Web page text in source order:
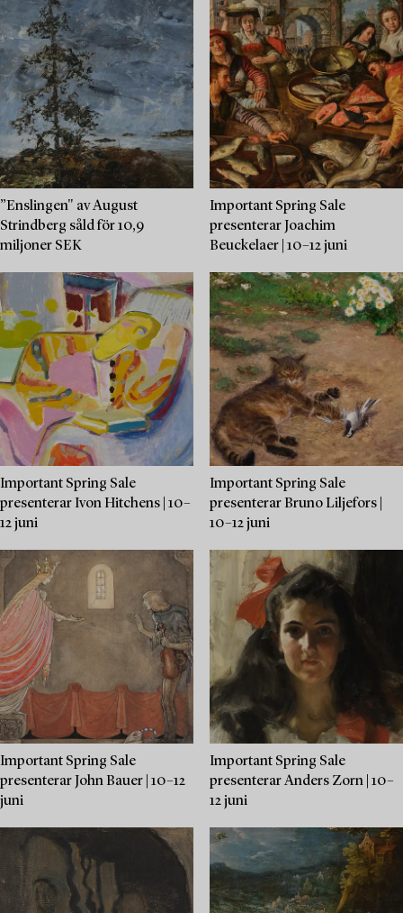
”Enslingen" av August
Strindberg såld för 10,9
miljoner SEK
Important Spring Sale
presenterar Joachim
Beuckelaer | 10–12 juni
Important Spring Sale
presenterar Ivon Hitchens | 10–
12 juni
Important Spring Sale
presenterar Bruno Liljefors |
10–12 juni
Important Spring Sale
presenterar John Bauer | 10–12
juni
Important Spring Sale
presenterar Anders Zorn | 10–
12 juni